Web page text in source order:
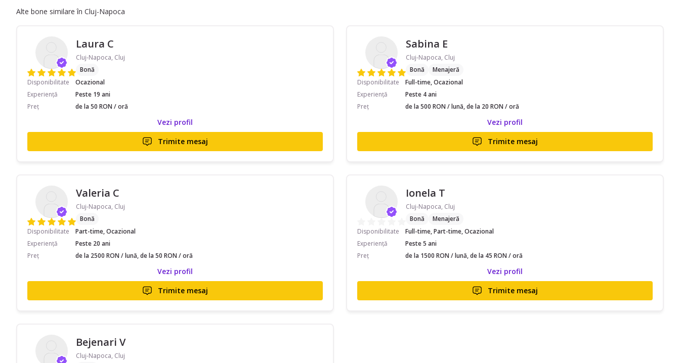
Alte bone similare în Cluj-Napoca
Laura C
Cluj-Napoca, Cluj
Bonă
Disponibilitate
Ocazional
Experiență
Peste 19 ani
Preț
de la 50 RON / oră
Vezi profil
Trimite mesaj
Sabina E
Cluj-Napoca, Cluj
Bonă
Menajeră
Disponibilitate
Full-time, Ocazional
Experiență
Peste 4 ani
Preț
de la 500 RON / lună, de la 20 RON / oră
Vezi profil
Trimite mesaj
Valeria C
Cluj-Napoca, Cluj
Bonă
Disponibilitate
Part-time, Ocazional
Experiență
Peste 20 ani
Preț
de la 2500 RON / lună, de la 50 RON / oră
Vezi profil
Trimite mesaj
Ionela T
Cluj-Napoca, Cluj
Bonă
Menajeră
Disponibilitate
Full-time, Part-time, Ocazional
Experiență
Peste 5 ani
Preț
de la 1500 RON / lună, de la 45 RON / oră
Vezi profil
Trimite mesaj
Bejenari V
Cluj-Napoca, Cluj